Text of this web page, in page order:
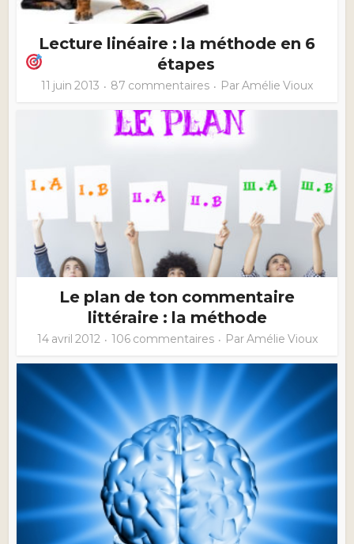
Lecture linéaire : la méthode en 6
étapes
11 juin 2013 87 commentaires ParAmélie Vioux
Le plan de ton commentaire
littéraire : la méthode
14 avril 2012 106 commentaires ParAmélie Vioux